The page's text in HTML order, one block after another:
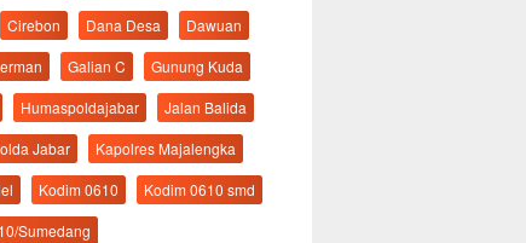
Cirebon Dana Desa
Dawuan
Galian C
Gunung Kuda
Humaspoldajabar
Jalan Balida
Jabar
Kapolres Majalengka
Kodim 0610
Kodim 0610 smd
Sumedang